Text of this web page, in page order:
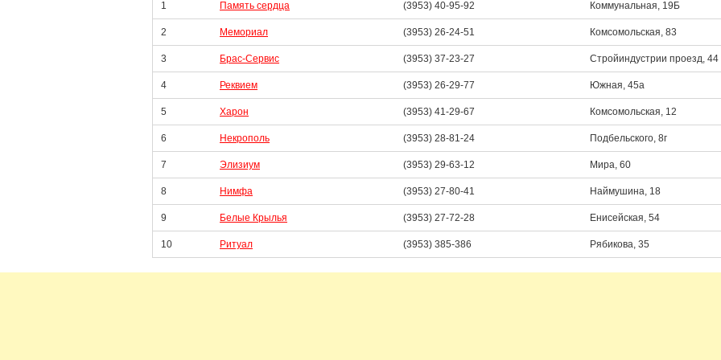
1 Память сердца (3953) 40-95-92 Коммунальная, 19Б
2 Мемориал (3953) 26-24-51 Комсомольская, 83
3 Брас-Сервис (3953) 37-23-27 Стройиндустрии проезд, 44
4 Реквием (3953) 26-29-77 Южная, 45а
5 Харон (3953) 41-29-67 Комсомольская, 12
6 Некрополь (3953) 28-81-24 Подбельского, 8г
7 Элизиум (3953) 29-63-12 Мира, 60
8 Нимфа (3953) 27-80-41 Наймушина, 18
9 Белые Крылья (3953) 27-72-28 Енисейская, 54
10 Ритуал (3953) 385-386 Рябикова, 35